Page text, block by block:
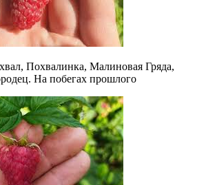
Похвалинка, Малиновая Гряда,
На побегах прошлого